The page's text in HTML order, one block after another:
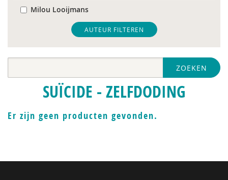
Milou Looijmans
Monique van ’t Erve
Toon Verlaan
AUTEUR FILTEREN
ZOEKEN
SUÏCIDE - ZELFDODING
Er zijn geen producten gevonden.